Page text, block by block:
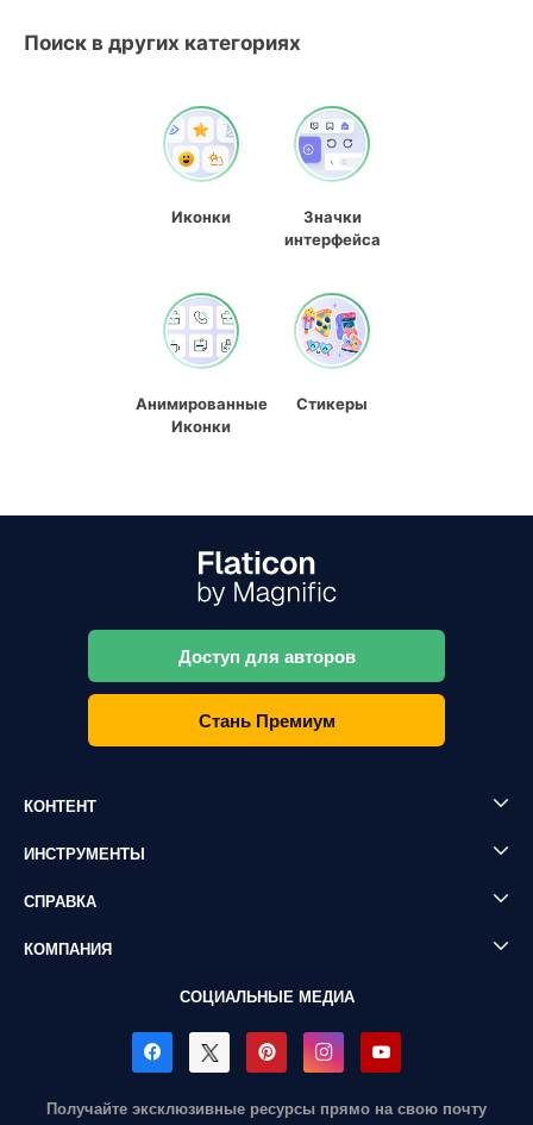
Поиск в других категориях
Иконки
Значки
интерфейса
Анимированные
Иконки
Стикеры
Доступ для авторов
Стань Премиум
КОНТЕНТ
ИНСТРУМЕНТЫ
СПРАВКА
КОМПАНИЯ
СОЦИАЛЬНЫЕ МЕДИА
Получайте эксклюзивные ресурсы прямо на свою почту